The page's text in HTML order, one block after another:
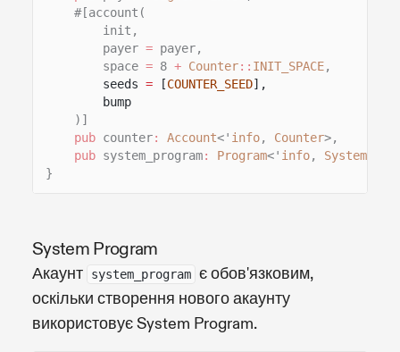
#[account(
init,
payer = payer,
space = 8 + Counter:: INIT_SPACE,
seeds = [COUNTER_SEED],
bump
)]
pub counter: Account<' info, Counter>,
pub system_program: Program<' info, System
}
System Program
Акаунт system_program є обов'язковим,
оскільки створення нового акаунту
використовує System Program.